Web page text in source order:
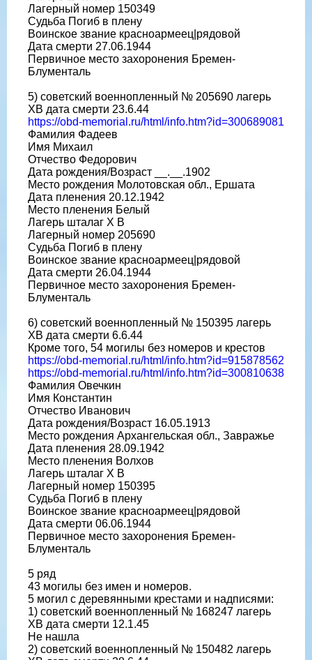
Лагерный номер 150349
Судьба Погиб в плену
Воинское звание красноармеец|рядовой
Дата смерти 27.06.1944
Первичное место захоронения Бремен-
Блументаль
5) советский военнопленный № 205690 лагерь
ХВ дата смерти 23.6.44
https://obd-memorial.ru/html/info.htm?id=300689081
Фамилия Фадеев
Имя Михаил
Отчество Федорович
Дата рождения/Возраст __.__.1902
Место рождения Молотовская обл., Ершата
Дата пленения 20.12.1942
Место пленения Белый
Лагерь шталаг X B
Лагерный номер 205690
Судьба Погиб в плену
Воинское звание красноармеец|рядовой
Дата смерти 26.04.1944
Первичное место захоронения Бремен-
Блументаль
6) советский военнопленный № 150395 лагерь
ХВ дата смерти 6.6.44
Кроме того, 54 могилы без номеров и крестов
https://obd-memorial.ru/html/info.htm?id=915878562
https://obd-memorial.ru/html/info.htm?id=300810638
Фамилия Овечкин
Имя Константин
Отчество Иванович
Дата рождения/Возраст 16.05.1913
Место рождения Архангельская обл., Завражье
Дата пленения 28.09.1942
Место пленения Волхов
Лагерь шталаг X B
Лагерный номер 150395
Судьба Погиб в плену
Воинское звание красноармеец|рядовой
Дата смерти 06.06.1944
Первичное место захоронения Бремен-
Блументаль
5 ряд
43 могилы без имен и номеров.
5 могил с деревянными крестами и надписями:
1) советский военнопленный № 168247 лагерь
ХВ дата смерти 12.1.45
Не нашла
2) советский военнопленный № 150482 лагерь